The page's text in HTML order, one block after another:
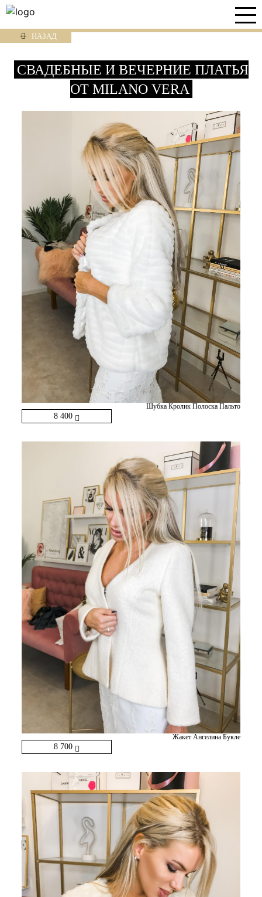
НАЗАД
СВАДЕБНЫЕ И ВЕЧЕРНИЕ ПЛАТЬЯ
ОТ MILANO VERA
8 400
Шубка Кролик Полоска Пальто
8 700
Жакет Ангелина Букле